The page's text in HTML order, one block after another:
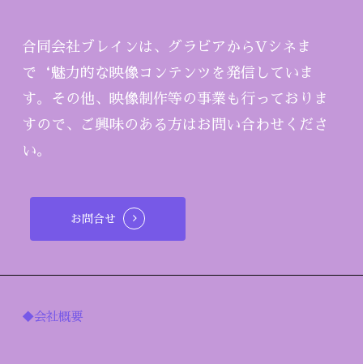
合同会社ブレインは、グラビアからVシネま
で‘魅力的な映像コンテンツを発信していま
す。その他、映像制作等の事業も行っておりま
すので、ご興味のある方はお問い合わせくださ
い。
お問合せ
◆会社概要